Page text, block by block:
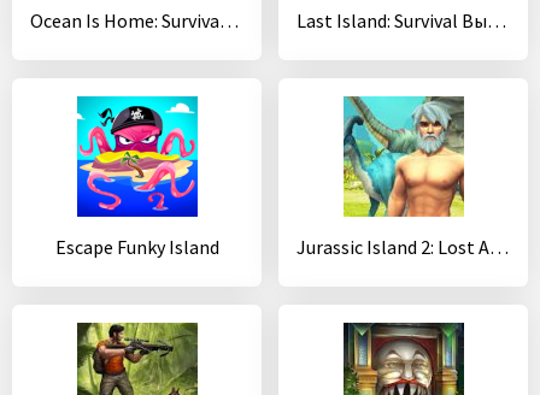
Ocean Is Home: Survival Island Last Island: Survival Выживание Крафт на острове
Escape Funky Island Jurassic Island 2: Lost Ark Survival